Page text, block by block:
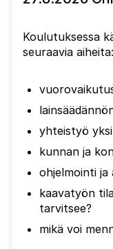
Koulutuksessa
seuraavia aiheita:
yhteistyö
kunnan ja
ohjelmointi ja
kaavatyön
tarvitsee?
mikä voi